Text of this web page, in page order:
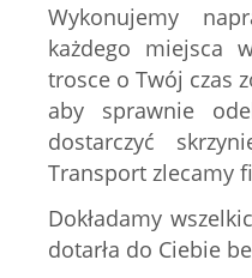
Wykonujemy
każdego miejsca
trosce o Twój czas
aby sprawnie
dostarczyć
Transport zlecamy
Dokładamy
dotarła do Ciebie